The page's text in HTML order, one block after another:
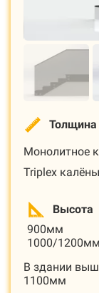
Толщина
Монолитное
Triplex
Высота
900мм
1000/1200мм
В здании
1100мм